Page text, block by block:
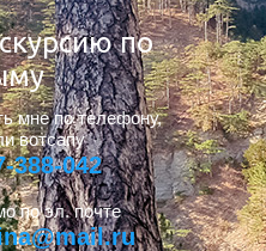
по
мне по телефону,
вотсапу
388-042
по эл. почте